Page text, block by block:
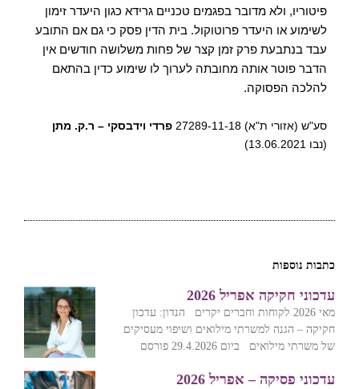
פיטוריו, ולא מדובר בפגמים טכניים גרידא כגון היעדר זימון
לשימוע או היעדר פרוטוקול. בית הדין פסק כי גם אם התובע
עבד בנתבעת פרק זמן קצר של פחות משלושה חודשים אין
הדבר פוטר אותה מחובתה לערוך לו שימוע כדין בהתאם
להלכה הפסוקה.
סע"ש (אזורי ת"א) 27289-11-18
פרדי וידבסקי – ר.ק. מתן
(נבו 13.06.2021)‏‏
כתבות נוספות
עדכוני חקיקה אפריל 2026
מאי 2026 לקוחות וחברים יקרים הנדון: עדכון
חקיקה – הגנה למשרתי מילואים ושיפוי מעסיקים
של משרתי מילואים ביום 29.4.2026 פורסם
עדכוני פסיקה – אפריל 2026